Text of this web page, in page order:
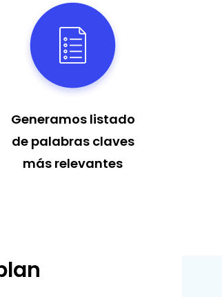
Generamos listado
de palabras claves
más relevantes